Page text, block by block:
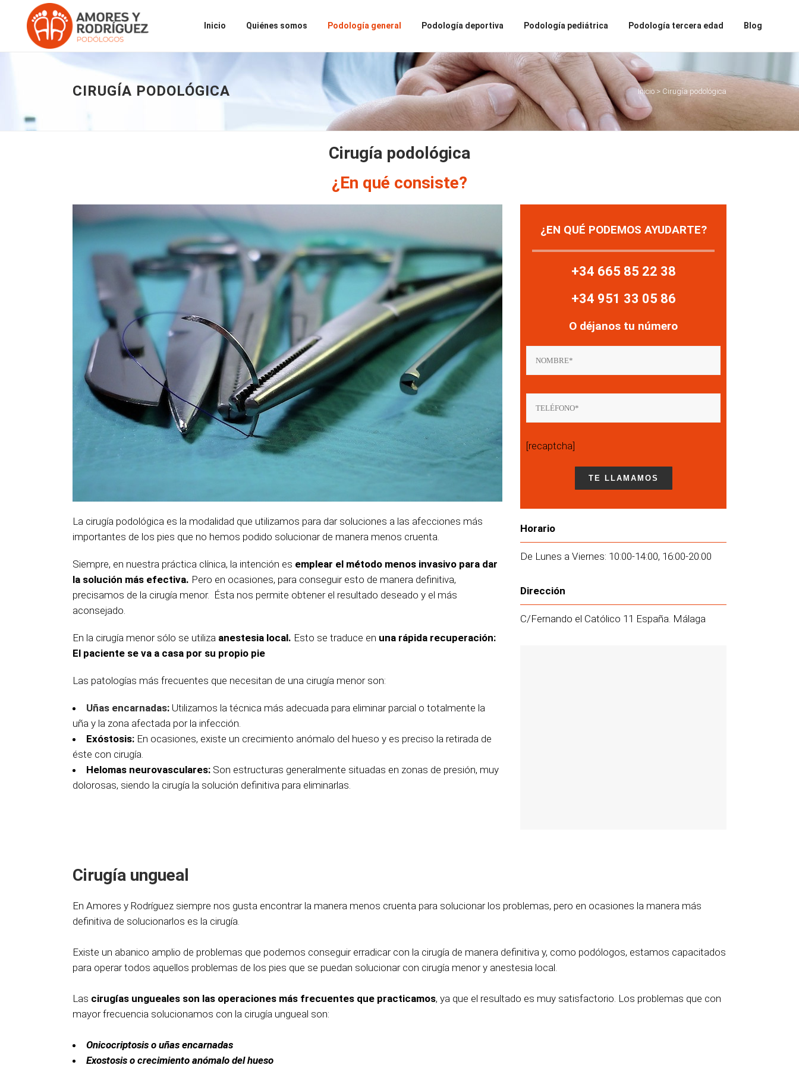
Inicio Quiénes somos Podología general Podología deportiva Podología pediátrica Podología tercera edad Blog
CIRUGÍA PODOLÓGICA Inicio > Cirugía podológica
Cirugía podológica
¿En qué consiste?
La cirugía podológica es la modalidad que utilizamos para dar soluciones a las afecciones más
importantes de los pies que no hemos podido solucionar de manera menos cruenta.
Siempre, en nuestra práctica clínica, la intención es emplear el método menos invasivo para dar
la solución más efectiva. Pero en ocasiones, para conseguir esto de manera definitiva,
precisamos de la cirugía menor. Ésta nos permite obtener el resultado deseado y el más
aconsejado.
En la cirugía menor sólo se utiliza anestesia local. Esto se traduce en una rápida recuperación:
El paciente se va a casa por su propio pie
Las patologías más frecuentes que necesitan de una cirugía menor son:
Uñas encarnadas: Utilizamos la técnica más adecuada para eliminar parcial o totalmente la
uña y la zona afectada por la infección.
Exóstosis: En ocasiones, existe un crecimiento anómalo del hueso y es preciso la retirada de
éste con cirugía.
Helomas neurovasculares: Son estructuras generalmente situadas en zonas de presión, muy
dolorosas, siendo la cirugía la solución definitiva para eliminarlas.
¿EN QUÉ PODEMOS AYUDARTE?
+34 665 85 22 38
+34 951 33 05 86
O déjanos tu número
[recaptcha]
Horario
De Lunes a Viernes: 10:00-14:00, 16:00-20:00
Dirección
C/Fernando el Católico 11 España. Málaga
Cirugía ungueal
En Amores y Rodríguez siempre nos gusta encontrar la manera menos cruenta para solucionar los problemas, pero en ocasiones la manera más
definitiva de solucionarlos es la cirugía.
Existe un abanico amplio de problemas que podemos conseguir erradicar con la cirugía de manera definitiva y, como podólogos, estamos capacitados
para operar todos aquellos problemas de los pies que se puedan solucionar con cirugía menor y anestesia local.
Las cirugías ungueales son las operaciones más frecuentes que practicamos, ya que el resultado es muy satisfactorio. Los problemas que con
mayor frecuencia solucionamos con la cirugía ungueal son:
Onicocriptosis o uñas encarnadas
Exostosis o crecimiento anómalo del hueso